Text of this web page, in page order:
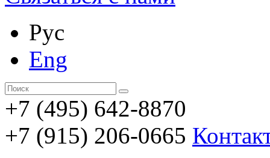
Рус
Eng
+7 (495) 642-8870
+7 (915) 206-0665